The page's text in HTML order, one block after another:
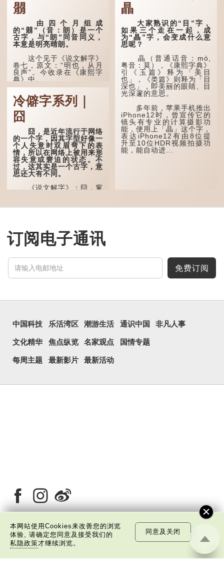
朤
由四个月组成
的“朤”（音：朗）是一个
古字，与“朗”同音同义，
本意是明亮晴朗。
这个见于《说文解字》
卷七，原文：“明也，从月
良声”。今收录在《康熙字
典》中。
这个字，用法颇多。
“朤朤干坤，舍我其
谁。”干坤是《周易》中的
两个卦名，这里指天地、宇
宙等，形容政治清明，天下
太平！
“天空朤朤，任鸟儿高
飞。”也是指天清气明，鸟
儿可高飞。
“朤朤脆脆”就是形容办
事爽快干脆。我...
冷僻字系列｜
囧
囧，是近年流行于网络
的一个字，因其字型好像一
个人失意时双眉弯下的表
情，所以在网络上被用来形
容失意或窘迫的状态。不
过，这其实是一个古字，意
思还大有不同。
《说文解字》：囧，窻
「囱」一样都是「窗」的象
示在囧地种黍。
这个古字十分少用，直
行表情符号，这个字也被网
民当做表情符号来用。
囧字的「八」像一对委
瞐
大家熟识的“目”字，
如果三个走在一起，成
为“瞐”字，会变成什么意
思呢？
瞐（普通话音：mò,
粤音：莫），《康熙字典》
引《玉篇》释为「美目
也」，《类篇》则释为「目
深也」，即美丽的眼睛、目
光深邃的意思。
多年前，苹果手机推出
iPhone12时，曾宣传它的
镜头有专业的计算摄影功
能，便用上「瞐」这个字，
表达iPhone12有由8位提
升至10位HDR视频拍摄功
能，能自动进...
订阅电子通讯
免费订阅
中国科技 乐活湾区 潮游生活 通识中国 非凡人事
文化精华 焦点纵览 名家观点 国情专题
每周主题 最新影片 最新活动
关于我们 版权告示 私隐政策声明 免责声明
本网站使用Cookies来改善您的浏览
体验, 请确定您同意及接受我们的
私隐政策才继续浏览。
同意及关闭